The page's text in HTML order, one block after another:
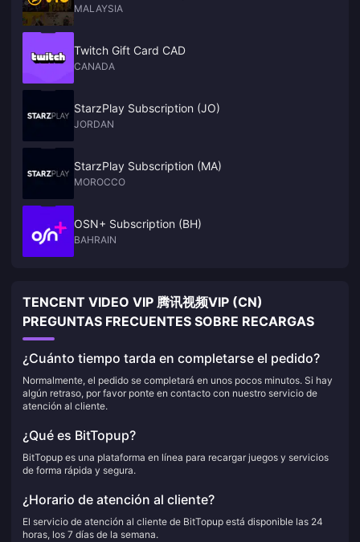
MALAYSIA
Twitch Gift Card CAD
CANADA
StarzPlay Subscription (JO)
JORDAN
StarzPlay Subscription (MA)
MOROCCO
OSN+ Subscription (BH)
BAHRAIN
TENCENT VIDEO VIP 腾讯视频VIP (CN)
PREGUNTAS FRECUENTES SOBRE RECARGAS
¿Cuánto tiempo tarda en completarse el pedido?
Normalmente, el pedido se completará en unos pocos minutos. Si hay
algún retraso, por favor ponte en contacto con nuestro servicio de
atención al cliente.
¿Qué es BitTopup?
BitTopup es una plataforma en línea para recargar juegos y servicios
de forma rápida y segura.
¿Horario de atención al cliente?
El servicio de atención al cliente de BitTopup está disponible las 24
horas, los 7 días de la semana.